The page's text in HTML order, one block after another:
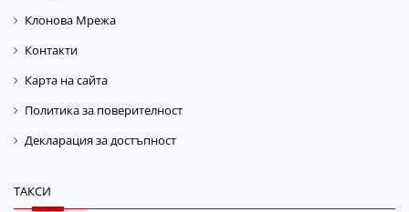
Клонова Мрежа
Контакти
Карта на сайта
Политика за поверителност
Декларация за достъпност
ТАКСИ